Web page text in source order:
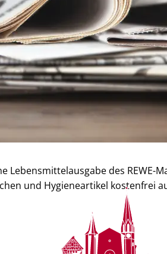
Lebensmittelausgabe des REWE-
und Hygieneartikel kostenfrei